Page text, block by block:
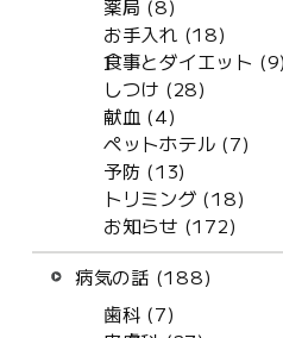
薬局 (8)
お手入れ (18)
食事とダイエット (9)
しつけ (28)
献血 (4)
ペットホテル (7)
予防 (13)
トリミング (18)
お知らせ (172)
病気の話 (188)
歯科 (7)